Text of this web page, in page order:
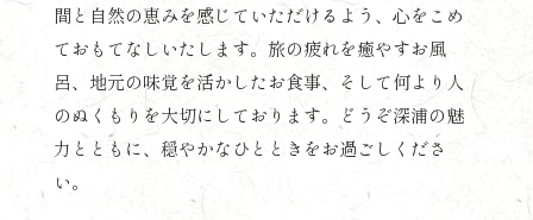
間と自然の恵みを感じていただけるよう、心をこめ
ておもてなしいたします。旅の疲れを癒やすお風
呂、地元の味覚を活かしたお食事、そして何より人
のぬくもりを大切にしております。どうぞ深浦の魅
力とともに、穏やかなひとときをお過ごしくださ
い。